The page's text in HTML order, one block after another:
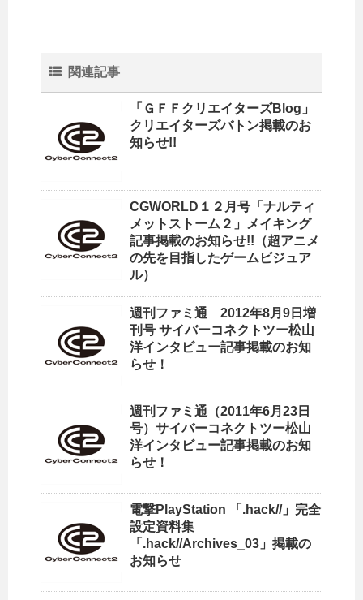
関連記事
「ＧＦＦクリエイターズBlog」
クリエイターズバトン掲載のお
知らせ!!
CGWORLD１２月号「ナルティ
メットストーム２」メイキング
記事掲載のお知らせ!!（超アニメ
の先を目指したゲームビジュア
ル）
週刊ファミ通 2012年8月9日増
刊号 サイバーコネクトツー松山
洋インタビュー記事掲載のお知
らせ！
週刊ファミ通（2011年6月23日
号）サイバーコネクトツー松山
洋インタビュー記事掲載のお知
らせ！
電撃PlayStation 「.hack//」完全
設定資料集
「.hack//Archives_03」掲載の
お知らせ